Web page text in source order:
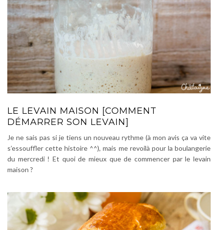
LE LEVAIN MAISON [COMMENT
DÉMARRER SON LEVAIN]
Je ne sais pas si je tiens un nouveau rythme (à mon avis ça va vite
s’essouffler cette histoire ^^), mais me revoilà pour la boulangerie
du mercredi ! Et quoi de mieux que de commencer par le levain
maison ?